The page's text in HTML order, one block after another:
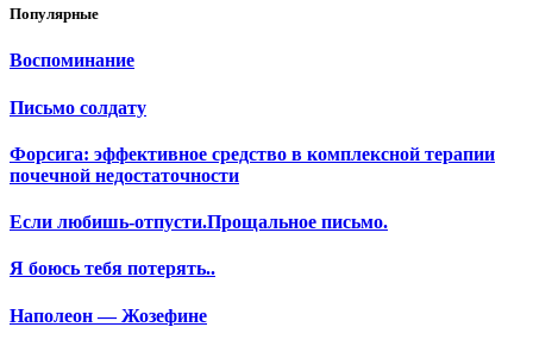
Популярные
Воспоминание
Письмо солдату
Форсига: эффективное средство в комплексной терапии
почечной недостаточности
Если любишь-отпусти.Прощальное письмо.
Я боюсь тебя потерять..
Наполеон — Жозефине